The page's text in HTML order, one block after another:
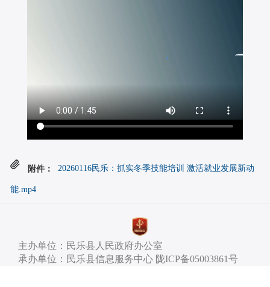
附件： 20260116民乐：抓实冬季技能培训 激活就业发展新动
能.mp4
主办单位：民乐县人民政府办公室
承办单位：民乐县信息服务中心 陇ICP备05003861号